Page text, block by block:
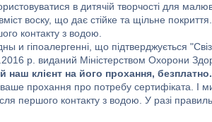
в дитячій творчості для
воску, що дає стійке та щільне
контакту з водою.
и гіпоалергенні, що підтверджується
р. виданий Міністерством Охорони
клієнт на його прохання, безплатно.
прохання про потребу сертифіката. І
першого контакту з водою. У разі